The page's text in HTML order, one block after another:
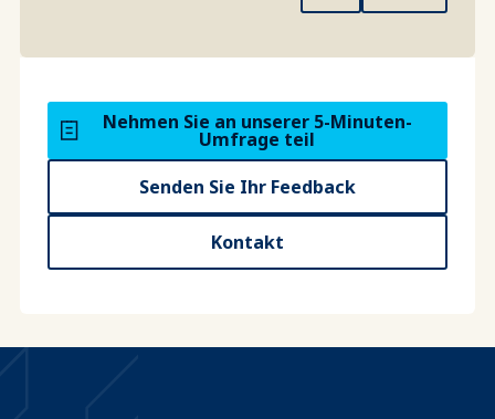
Nehmen Sie an unserer 5-Minuten-
Umfrage teil
Senden Sie Ihr Feedback
Kontakt